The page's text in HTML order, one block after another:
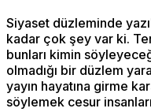
Siyaset düzleminde
kadar çok şey var ki.
bunları kimin
olmadığı bir düzlem
yayın hayatına girme
söylemek cesur